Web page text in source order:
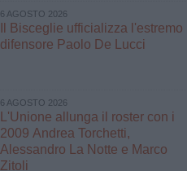
6 AGOSTO 2026
Il Bisceglie ufficializza l'estremo
difensore Paolo De Lucci
6 AGOSTO 2026
L'Unione allunga il roster con i
2009 Andrea Torchetti,
Alessandro La Notte e Marco
Zitoli